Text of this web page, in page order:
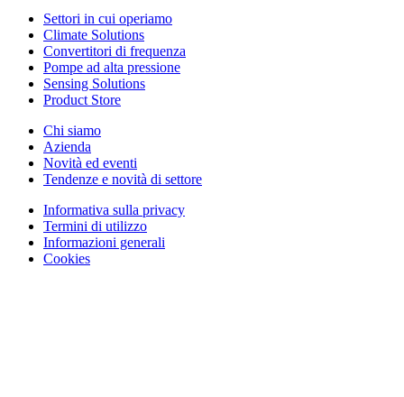
Settori in cui operiamo
Climate Solutions
Convertitori di frequenza
Pompe ad alta pressione
Sensing Solutions
Product Store
Chi siamo
Azienda
Novità ed eventi
Tendenze e novità di settore
Informativa sulla privacy
Termini di utilizzo
Informazioni generali
Cookies